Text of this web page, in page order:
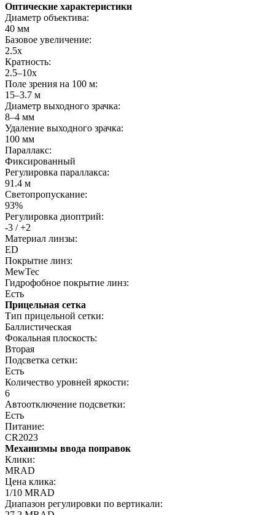
Оптические характеристики
Диаметр объектива:
40 мм
Базовое увеличение:
2.5x
Кратность:
2.5–10x
Поле зрения на 100 м:
15–3.7 м
Диаметр выходного зрачка:
8–4 мм
Удаление выходного зрачка:
100 мм
Параллакс:
Фиксированный
Регулировка параллакса:
91.4 м
Светопропускание:
93%
Регулировка диоптрий:
-3 / +2
Материал линзы:
ED
Покрытие линз:
MewTec
Гидрофобное покрытие линз:
Есть
Прицельная сетка
Тип прицельной сетки:
Баллистическая
Фокальная плоскость:
Вторая
Подсветка сетки:
Есть
Количество уровней яркости:
6
Автоотключение подсветки:
Есть
Питание:
CR2023
Механизмы ввода поправок
Клики:
MRAD
Цена клика:
1/10 MRAD
Диапазон регулировки по вертикали: